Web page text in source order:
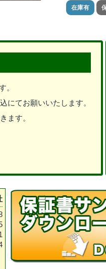
在庫有
。
にてお願いいたします。
ます。